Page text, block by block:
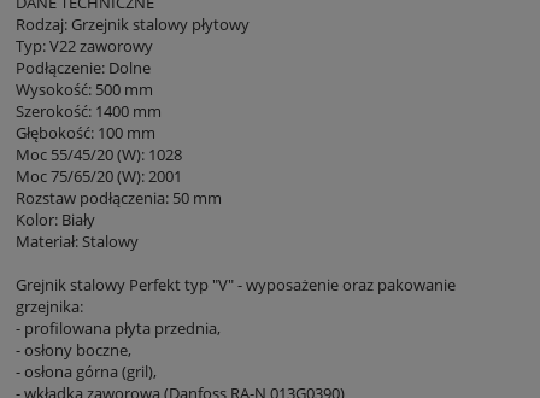
Rodzaj: Grzejnik stalowy płytowy
Typ: V22 zaworowy
Podłączenie: Dolne
Wysokość: 500 mm
Szerokość: 1400 mm
Głębokość: 100 mm
Moc 55/45/20 (W): 1028
Moc 75/65/20 (W): 2001
Rozstaw podłączenia: 50 mm
Kolor: Biały
Materiał: Stalowy
Grejnik stalowy Perfekt typ "V" - wyposażenie oraz pakowanie
grzejnika:
- profilowana płyta przednia,
- osłony boczne,
- osłona górna (gril),
- wkładka zaworowa (Danfoss RA-N 013G0390)